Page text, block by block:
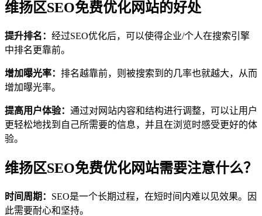
维扬区SEO免费优化网站的好处
提升排名： 经过SEO优化后，可以使得企业/个人在搜索引擎
中排名更靠前。
增加曝光率： 排名越靠前，则被搜索到的几率也就越大，从而
增加曝光率。
提高用户体验： 通过对网站内容和结构进行调整，可以让用户
更轻松地找到自己所需要的信息，并且在浏览时感受更好的体
验。
维扬区SEO免费优化网站需要注意什么？
时间周期： SEO是一个长期过程，在短时间内难以见效果。因
此需要耐心和坚持。